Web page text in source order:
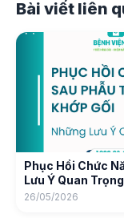
Bài viết liên
Phục Hồi Chức
Lưu Ý Quan Trọng
26/05/2026